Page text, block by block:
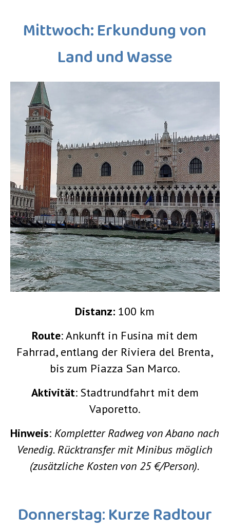
Mittwoch: Erkundung von
Land und Wasse
Distanz: 100 km
Route: Ankunft in Fusina mit dem
Fahrrad, entlang der Riviera del Brenta,
bis zum Piazza San Marco.
Aktivität: Stadtrundfahrt mit dem
Vaporetto.
Hinweis: Kompletter Radweg von Abano nach
Venedig. Rücktransfer mit Minibus möglich
(zusätzliche Kosten von 25 €/Person).
Donnerstag:Kurze Radtour